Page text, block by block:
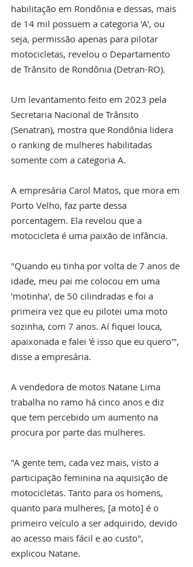
habilitação em Rondônia e dessas, mais
de 14 mil possuem a categoria 'A', ou
seja, permissão apenas para pilotar
motocicletas, revelou o Departamento
de Trânsito de Rondônia (Detran-RO).
Um levantamento feito em 2023 pela
Secretaria Nacional de Trânsito
(Senatran), mostra que Rondônia lidera
o ranking de mulheres habilitadas
somente com a categoria A.
A empresária Carol Matos, que mora em
Porto Velho, faz parte dessa
porcentagem. Ela revelou que a
motocicleta é uma paixão de infância.
"Quando eu tinha por volta de 7 anos de
idade, meu pai me colocou em uma
'motinha', de 50 cilindradas e foi a
primeira vez que eu pilotei uma moto
sozinha, com 7 anos. Aí fiquei louca,
apaixonada e falei 'é isso que eu quero'",
disse a empresária.
A vendedora de motos Natane Lima
trabalha no ramo há cinco anos e diz
que tem percebido um aumento na
procura por parte das mulheres.
"A gente tem, cada vez mais, visto a
participação feminina na aquisição de
motocicletas. Tanto para os homens,
quanto para mulheres, [a moto] é o
primeiro veículo a ser adquirido, devido
ao acesso mais fácil e ao custo",
explicou Natane.